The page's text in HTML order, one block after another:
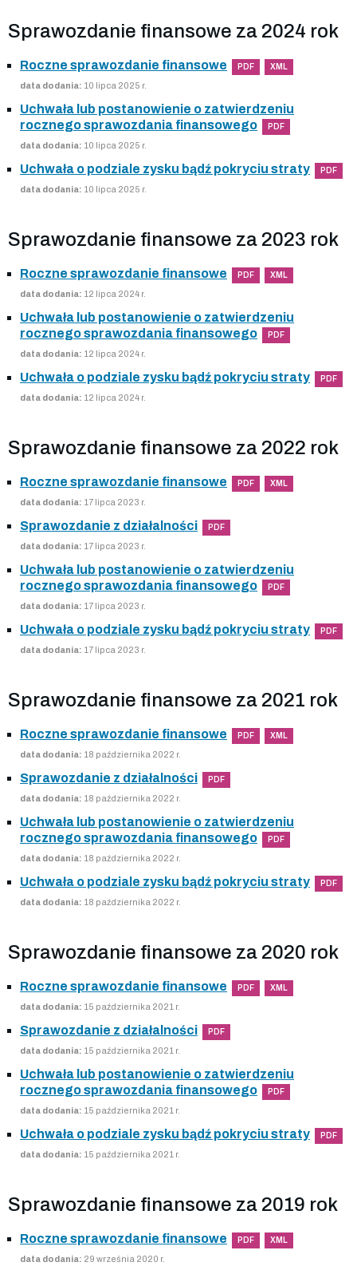
Sprawozdanie finansowe za 2024 rok
Roczne sprawozdanie finansowe PDF XML
data dodania: 10 lipca 2025 r.
Uchwała lub postanowienie o zatwierdzeniu
rocznego sprawozdania finansowego
PDF
data dodania: 10 lipca 2025 r.
Uchwała o podziale zysku bądź pokryciu straty PDF
data dodania: 10 lipca 2025 r.
Sprawozdanie finansowe za 2023 rok
Roczne sprawozdanie finansowe PDF XML
data dodania: 12 lipca 2024 r.
Uchwała lub postanowienie o zatwierdzeniu
rocznego sprawozdania finansowego
PDF
data dodania: 12 lipca 2024 r.
Uchwała o podziale zysku bądź pokryciu straty PDF
data dodania: 12 lipca 2024 r.
Sprawozdanie finansowe za 2022 rok
Roczne sprawozdanie finansowe PDF XML
data dodania: 17 lipca 2023 r.
Sprawozdanie z działalności PDF
data dodania: 17 lipca 2023 r.
Uchwała lub postanowienie o zatwierdzeniu
rocznego sprawozdania finansowego
PDF
data dodania: 17 lipca 2023 r.
Uchwała o podziale zysku bądź pokryciu straty PDF
data dodania: 17 lipca 2023 r.
Sprawozdanie finansowe za 2021 rok
Roczne sprawozdanie finansowe PDF XML
data dodania: 18 października 2022 r.
Sprawozdanie z działalności PDF
data dodania: 18 października 2022 r.
Uchwała lub postanowienie o zatwierdzeniu
rocznego sprawozdania finansowego
PDF
data dodania: 18 października 2022 r.
Uchwała o podziale zysku bądź pokryciu straty PDF
data dodania: 18 października 2022 r.
Sprawozdanie finansowe za 2020 rok
Roczne sprawozdanie finansowe PDF XML
data dodania: 15 października 2021 r.
Sprawozdanie z działalności PDF
data dodania: 15 października 2021 r.
Uchwała lub postanowienie o zatwierdzeniu
rocznego sprawozdania finansowego
PDF
data dodania: 15 października 2021 r.
Uchwała o podziale zysku bądź pokryciu straty PDF
data dodania: 15 października 2021 r.
Sprawozdanie finansowe za 2019 rok
Roczne sprawozdanie finansowe PDF XML
data dodania: 29 września 2020 r.